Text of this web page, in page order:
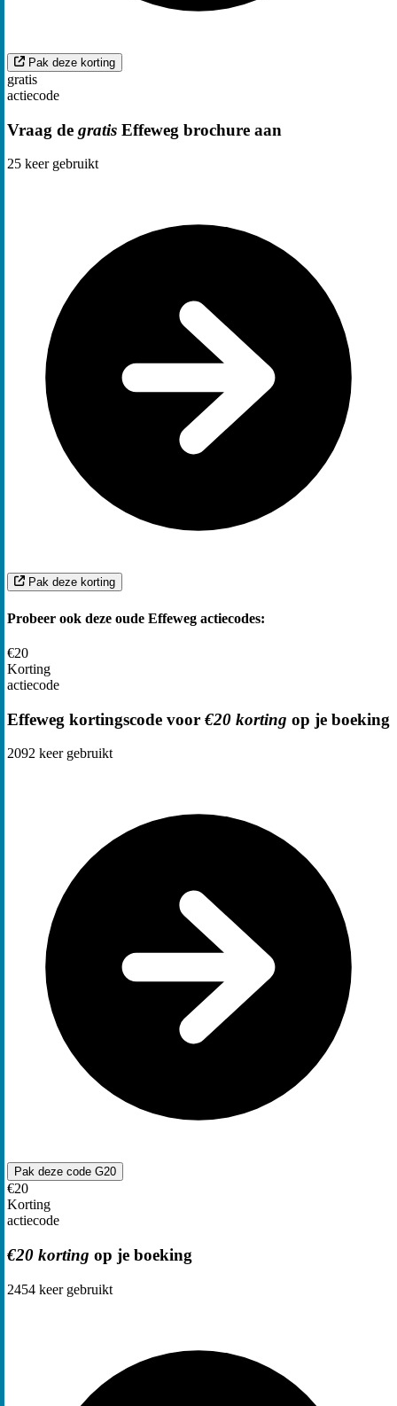
Pak deze korting
gratis
actiecode
Vraag de gratis Effeweg brochure aan
25 keer gebruikt
Pak deze korting
Probeer ook deze oude Effeweg actiecodes:
€20
Korting
actiecode
Effeweg kortingscode voor €20 korting op je boeking
2092 keer gebruikt
Pak deze code G20
€20
Korting
actiecode
€20 korting op je boeking
2454 keer gebruikt